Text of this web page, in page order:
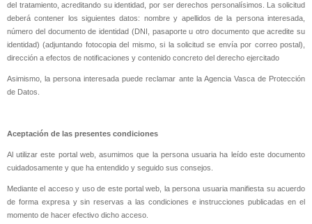
del tratamiento, acreditando su identidad, por ser derechos personalísimos. La solicitud
deberá contener los siguientes datos: nombre y apellidos de la persona interesada,
número del documento de identidad (DNI, pasaporte u otro documento que acredite su
identidad) (adjuntando fotocopia del mismo, si la solicitud se envía por correo postal),
dirección a efectos de notificaciones y contenido concreto del derecho ejercitado
Asimismo, la persona interesada puede reclamar ante la Agencia Vasca de Protección
de Datos.
Aceptación de las presentes condiciones
Al utilizar este portal web, asumimos que la persona usuaria ha leído este documento
cuidadosamente y que ha entendido y seguido sus consejos.
Mediante el acceso y uso de este portal web, la persona usuaria manifiesta su acuerdo
de forma expresa y sin reservas a las condiciones e instrucciones publicadas en el
momento de hacer efectivo dicho acceso.